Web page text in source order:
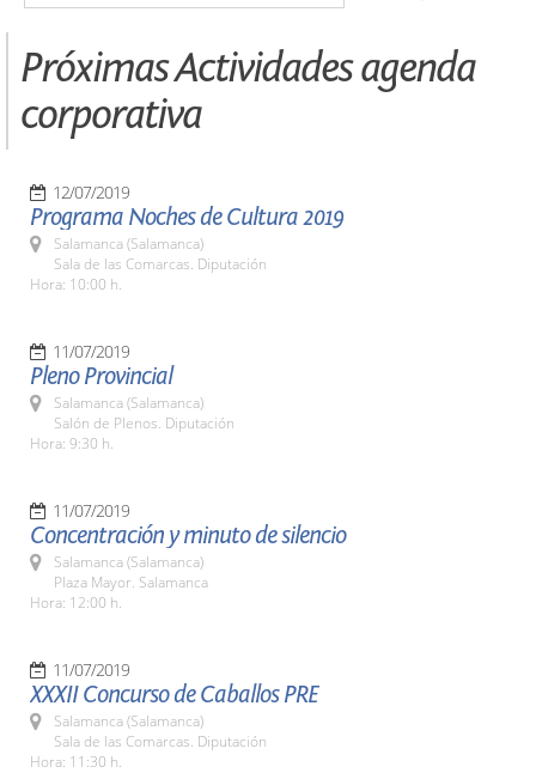
Próximas Actividades agenda
corporativa
12/07/2019
Programa Noches de Cultura 2019
Salamanca (Salamanca)
Sala de las Comarcas. Diputación
Hora: 10:00 h.
11/07/2019
Pleno Provincial
Salamanca (Salamanca)
Salón de Plenos. Diputación
Hora: 9:30 h.
11/07/2019
Concentración y minuto de silencio
Salamanca (Salamanca)
Plaza Mayor. Salamanca
Hora: 12:00 h.
11/07/2019
XXXII Concurso de Caballos PRE
Salamanca (Salamanca)
Sala de las Comarcas. Diputación
Hora: 11:30 h.